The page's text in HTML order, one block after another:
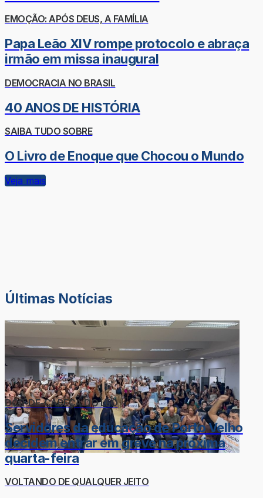
EMOÇÃO: APÓS DEUS, A FAMÍLIA
Papa Leão XIV rompe protocolo e abraça
irmão em missa inaugural
DEMOCRACIA NO BRASIL
40 ANOS DE HISTÓRIA
SAIBA TUDO SOBRE
O Livro de Enoque que Chocou o Mundo
Veja mais
Últimas Notícias
DOR-DE-CABEÇA DO LÉO
Servidores da educação de Porto Velho
decidem entrar em greve na próxima
quarta-feira
VOLTANDO DE QUALQUER JEITO